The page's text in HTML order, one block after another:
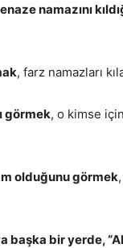
namazını
, farz namazları
görmek, o kimse
olduğunu görmek
başka bir yerde,